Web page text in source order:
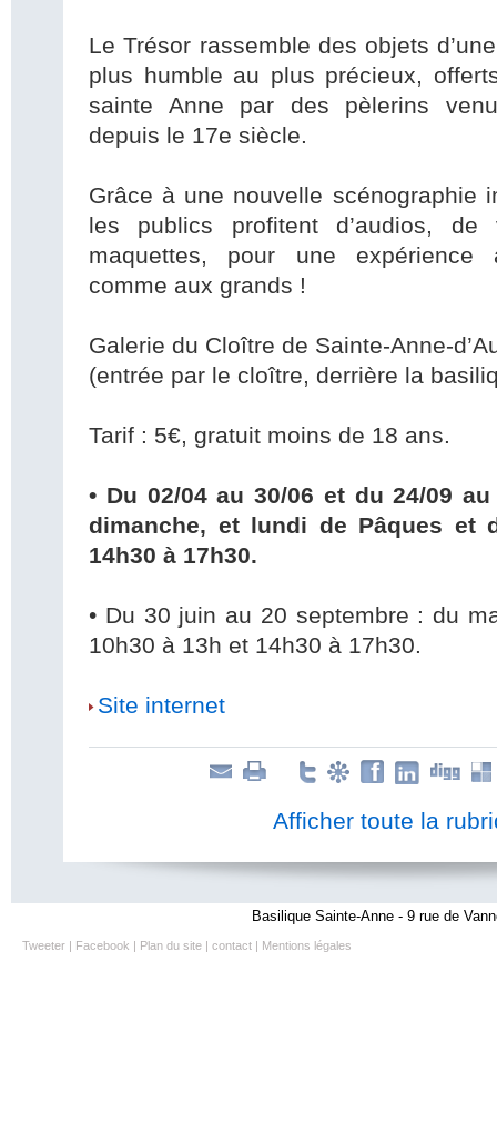
Le Trésor rassemble des objets
plus humble au plus précieux,
sainte Anne par des pèlerins
depuis le 17e siècle.
Grâce à une nouvelle scénographie
les publics profitent d’audios,
maquettes, pour une expérience
comme aux grands !
Galerie du Cloître de Sainte-Anne-
(entrée par le cloître, derrière la
Tarif : 5€, gratuit moins de 18 ans.
• Du 02/04 au 30/06 et du 24/09
dimanche, et lundi de Pâques et
14h30 à 17h30.
• Du 30 juin au 20 septembre : du
10h30 à 13h et 14h30 à 17h30.
Site internet
Afficher toute la
Basilique Sainte-Anne - 9 rue de
Tweeter Facebook Plan du site contact Mentions légales